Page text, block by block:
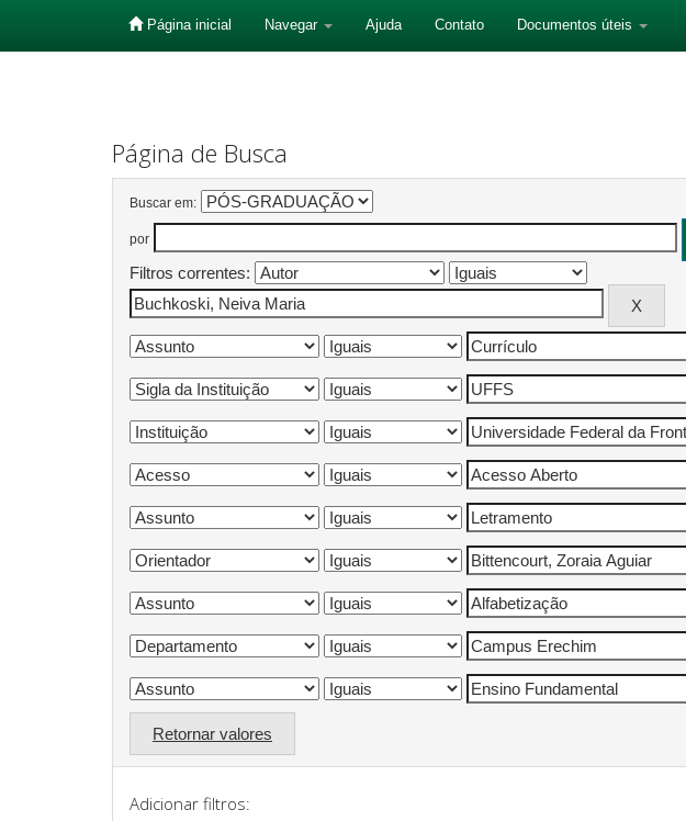
Página inicial Navegar Ajuda Contato Documentos úteis
Página de Busca
Buscar em:
por
Filtros correntes:
Retornar valores
Adicionar filtros: